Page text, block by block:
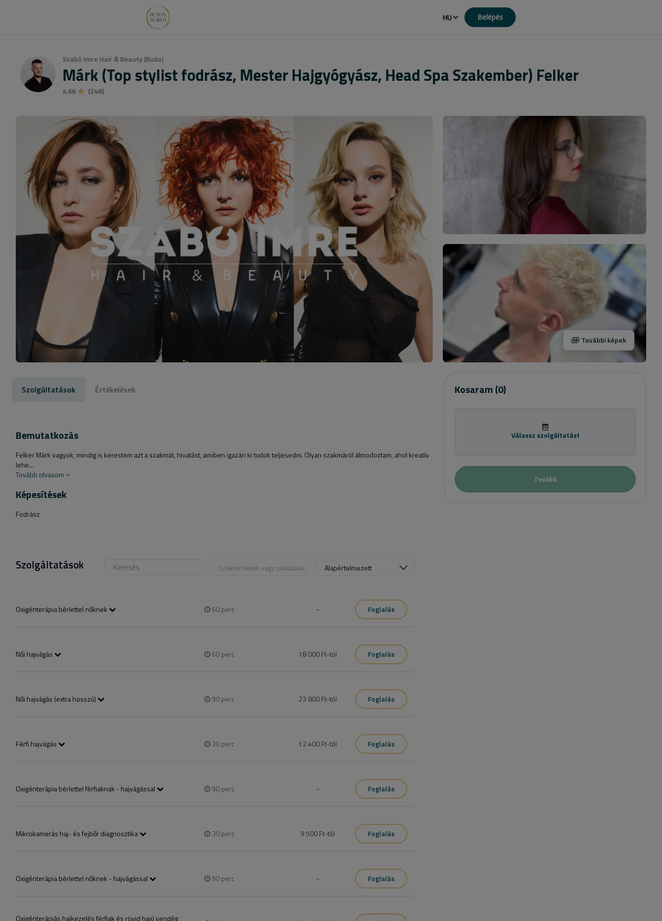
Belépés
Szabó Imre Hair & Beauty (Buda)
Márk (Top stylist fodrász, Mester Hajgyógyász, Head Spa Szakember) Felker
4.66 (248)
További képek
Szolgáltatások Értékelések
Bemutatkozás
Felker Márk vagyok, mindig is kerestem azt a szakmát, hivatást, amiben igazán ki tudok teljesedni. Olyan szakmáról álmodoztam, ahol kreatív
lehe...
Tovább olvasom
Képesítések
Fodrász
Szolgáltatások Szakterületek vagy oktatások Alapértelmezett
Oxigénterápia bérlettel nőknek 60perc ~
Foglalás
Női hajvágás
60perc 18 000 Ft-tól
Foglalás
Női hajvágás (extra hosszú) 90perc 23 800 Ft-tól
Foglalás
Férfi hajvágás 30perc 12 400 Ft-tól
Foglalás
Oxigénterápia bérlettel férfiaknak - hajvágással 90perc ~
Foglalás
Mikrokamerás haj- és fejbőr diagnosztika
30perc 9 500 Ft-tól
Foglalás
Oxigénterápia bérlettel nőknek - hajvágással 90perc ~
Foglalás
Oxigénterápiás hajkezelés férfiak és rövid hajú vendég
Kosaram(0)
Válassz szolgáltatást
Tovább